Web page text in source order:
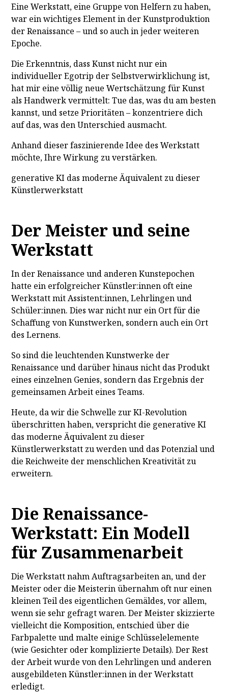
Eine Werkstatt, eine Gruppe von Helfern zu haben,
war ein wichtiges Element in der Kunstproduktion
der Renaissance – und so auch in jeder weiteren
Epoche.
Die Erkenntnis, dass Kunst nicht nur ein
individueller Egotrip der Selbstverwirklichung ist,
hat mir eine völlig neue Wertschätzung für Kunst
als Handwerk vermittelt: Tue das, was du am besten
kannst, und setze Prioritäten – konzentriere dich
auf das, was den Unterschied ausmacht.
Anhand dieser faszinierende Idee des Werkstatt
möchte, Ihre Wirkung zu verstärken.
generative KI das moderne Äquivalent zu dieser
Künstlerwerkstatt
Der Meister und seine
Werkstatt
In der Renaissance und anderen Kunstepochen
hatte ein erfolgreicher Künstler:innen oft eine
Werkstatt mit Assistent:innen, Lehrlingen und
Schüler:innen. Dies war nicht nur ein Ort für die
Schaffung von Kunstwerken, sondern auch ein Ort
des Lernens.
So sind die leuchtenden Kunstwerke der
Renaissance und darüber hinaus nicht das Produkt
eines einzelnen Genies, sondern das Ergebnis der
gemeinsamen Arbeit eines Teams.
Heute, da wir die Schwelle zur KI-Revolution
überschritten haben, verspricht die generative KI
das moderne Äquivalent zu dieser
Künstlerwerkstatt zu werden und das Potenzial und
die Reichweite der menschlichen Kreativität zu
erweitern.
Die Renaissance-
Werkstatt: Ein Modell
für Zusammenarbeit
Die Werkstatt nahm Auftragsarbeiten an, und der
Meister oder die Meisterin übernahm oft nur einen
kleinen Teil des eigentlichen Gemäldes, vor allem,
wenn sie sehr gefragt waren. Der Meister skizzierte
vielleicht die Komposition, entschied über die
Farbpalette und malte einige Schlüsselelemente
(wie Gesichter oder komplizierte Details). Der Rest
der Arbeit wurde von den Lehrlingen und anderen
ausgebildeten Künstler:innen in der Werkstatt
erledigt.